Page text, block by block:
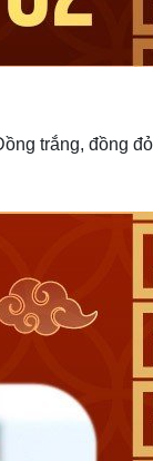
trắng, đồng